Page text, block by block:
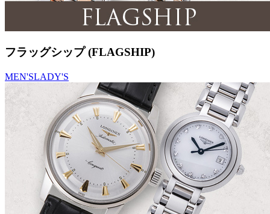
フラッグシップ (FLAGSHIP)
MEN'SLADY'S